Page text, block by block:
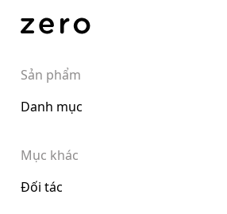
Sản phẩm
Danh mục
Mục khác
Đối tác